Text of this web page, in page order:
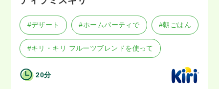
#デザート #ホームパーティで #朝ごはん
#キリ・キリ フルーツブレンドを使って
20分